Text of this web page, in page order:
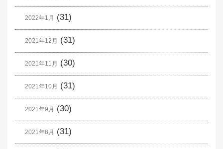
2022年1月 (31)
2021年12月 (31)
2021年11月 (30)
2021年10月 (31)
2021年9月 (30)
2021年8月 (31)